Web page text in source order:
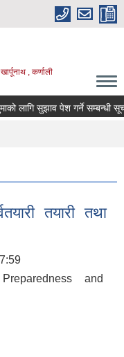
, कर्णाली
लागि सुझाव पेश गर्ने सम्बन्धी
तयारी तथा
and